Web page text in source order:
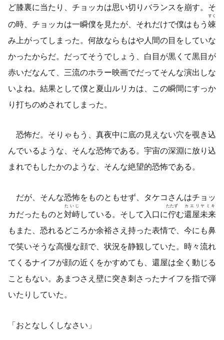
ど膝裏に当たり、チョッカは思い切りバランスを崩す。そ
の時、チョッカは一瞬僕を見たが、それだけで僕はもう竦
すく
み上がってしまった。何故ならもはや人間の目をしていな
かったからだ。だってそうでしょう、白目が黒くて黒目が
赤いだなんて、三流のホラー映画でだってそんな演出しな
いよね。結果として僕と夏山ルリカは、この瞬間にすっか
り打ちのめされてしまった。
恐怖だ。そりゃもう、真夜中に底の見えない穴を覗き込
んでいるような、そんな恐怖である。宇宙の深淵に放り込
まれでもしたかのような、そんな絶望的恐怖である。
だが、そんな恐怖をものともせず、タケコさんはチョッ
カだったものと対峙
たいじ
している。そして入口に佇
たたず
む還屋未来
カエリヤミキ
もまた、恐れるどころか余裕さえ持った表情で、今にも鼻
で笑いそうな高慢な顔で、状況を静観していた。時々流れ
てくるナイフが顔の近くをかすめても、還屋は全く動じる
こともない。あまつさえ壁に突き刺さったナイフを指で弾
いたりしていた。
「おとなしくしなさい」